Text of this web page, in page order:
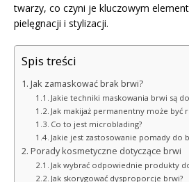
twarzy, co czyni je kluczowym
pielęgnacji i stylizacji.
Spis treści
Jak zamaskować brak brwi?
Jakie techniki maskowania brwi są
Jak makijaż permanentny może być
Co to jest microblading?
Jakie jest zastosowanie pomady do
Porady kosmetyczne dotyczące brwi
Jak wybrać odpowiednie produkty
Jak skorygować dysproporcje brwi?